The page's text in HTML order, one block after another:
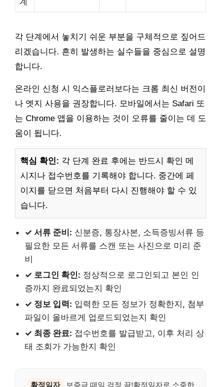
각 단계에서 놓치기 쉬운 부분을 구체적으로 짚어드
리겠습니다. 흔히 발생하는 실수들을 중심으로 설명
합니다.
온라인 신청 시 익스플로러보다는 크롬 최신 버전이
나 엣지 사용을 권장합니다. 모바일에서는 Safari 또
는 Chrome 앱을 이용하는 것이 오류를 줄이는 데 도
움이 됩니다.
핵심 확인: 각 단계 완료 후에는 반드시 확인 메
시지나 접수번호를 기록해야 합니다. 중간에 페
이지를 닫으면 처음부터 다시 진행해야 할 수 있
습니다.
✓ 서류 준비: 신분증, 통장사본, 소득증빙서류 등
필요한 모든 서류를 스캔 또는 사진으로 미리 준
비
✓ 로그인 확인: 정상적으로 로그인되고 본인 인
증까지 완료되었는지 확인
✓ 정보 입력: 입력한 모든 정보가 정확한지, 첨부
파일이 올바르게 업로드되었는지 확인
✓ 최종 완료: 접수번호를 발급받고, 이후 처리 상
태 조회가 가능한지 확인
확정일자
보증금 떼일 걱정 끝!확정일자로 소중한